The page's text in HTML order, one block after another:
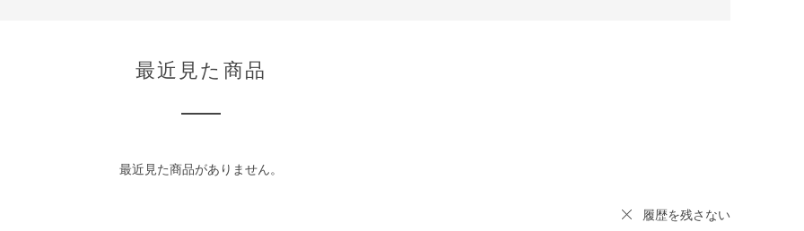
最近見た商品
最近見た商品がありません。
履歴を残さない